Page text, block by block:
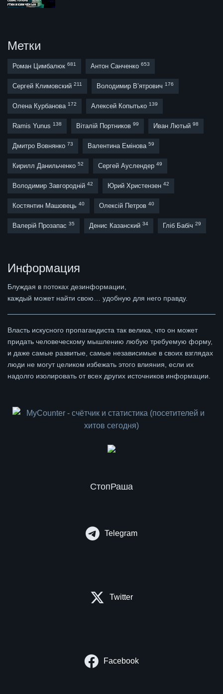
Метки
Роман Цимбалюк 681 Антон Санченко 653
Сергей Климовский 211 Володимир В’ятрович 176
Олена Курбанова 172 Алексей Копытько 139
Ramis Yunus 138 Віталій Портников 99 Иван Лютый 98
Дмитро Вовнянко 73 Валентина Емінова 59
Кирилл Данильченко 52 Сергей Ауслендер 49
Володимир Завгородній 42 Юрий Христензен 42
Костянтин Машовець 40 Олексій Петров 40
Валерій Прозапас 35 Денис Казанский 34 Гліб Бабіч 29
Информация
Блуждая в потоках дезинформации,
каждый может найти свою… удобную для него правду.
Власть искусного пропагандиста так велика, что он может
придать человеческому мышлению любую требуемую форму,
и даже самые развитые, самые независимые в своих взглядах
люди не могут целиком избежать этого влияния, если их
надолго изолировать от всех других источников информации.
СтопРаша
Telegram
Twitter
Facebook